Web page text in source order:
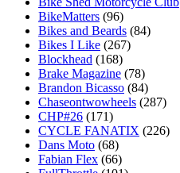
BikeMatters (96)
Bikes and Beards (84)
Bikes I Like (267)
Blockhead (168)
Brake Magazine (78)
Brandon Bicasso (84)
Chaseontwowheels (287)
CHP#26 (171)
CYCLE FANATIX (226)
Dans Moto (68)
Fabian Flex (66)